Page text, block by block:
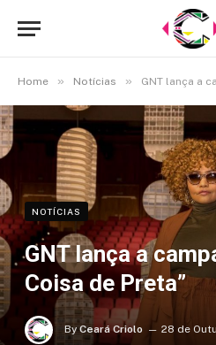
Home » Notícias » GNT lança a
NOTÍCIAS
GNT lança a
Coisa de Preta”
By Ceará Criolo 28 de